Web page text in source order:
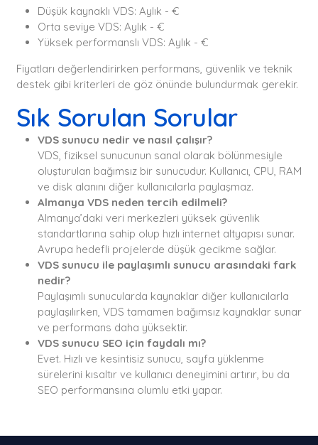
Düşük kaynaklı VDS: Aylık - €
Orta seviye VDS: Aylık - €
Yüksek performanslı VDS: Aylık - €
Fiyatları değerlendirirken performans, güvenlik ve teknik
destek gibi kriterleri de göz önünde bulundurmak gerekir.
Sık Sorulan Sorular
VDS sunucu nedir ve nasıl çalışır?
VDS, fiziksel sunucunun sanal olarak bölünmesiyle
oluşturulan bağımsız bir sunucudur. Kullanıcı, CPU, RAM
ve disk alanını diğer kullanıcılarla paylaşmaz.
Almanya VDS neden tercih edilmeli?
Almanya’daki veri merkezleri yüksek güvenlik
standartlarına sahip olup hızlı internet altyapısı sunar.
Avrupa hedefli projelerde düşük gecikme sağlar.
VDS sunucu ile paylaşımlı sunucu arasındaki fark
nedir?
Paylaşımlı sunucularda kaynaklar diğer kullanıcılarla
paylaşılırken, VDS tamamen bağımsız kaynaklar sunar
ve performans daha yüksektir.
VDS sunucu SEO için faydalı mı?
Evet. Hızlı ve kesintisiz sunucu, sayfa yüklenme
sürelerini kısaltır ve kullanıcı deneyimini artırır, bu da
SEO performansına olumlu etki yapar.